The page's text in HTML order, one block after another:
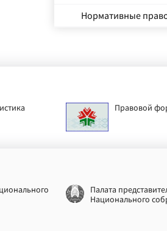
Нормативные
Правовой
Палата
Национального